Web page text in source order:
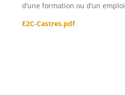
d’une formation ou d’un emploi
E2C-Castres.pdf